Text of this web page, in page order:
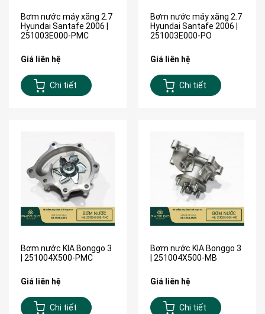
Bơm nước máy xăng 2.7
Hyundai Santafe 2006 |
251003E000-PMC
Giá liên hệ
Chi tiết
Bơm nước máy xăng 2.7
Hyundai Santafe 2006 |
251003E000-PO
Giá liên hệ
Chi tiết
Bơm nước KIA Bonggo 3
| 251004X500-PMC
Giá liên hệ
Chi tiết
Bơm nước KIA Bonggo 3
| 251004X500-MB
Giá liên hệ
Chi tiết